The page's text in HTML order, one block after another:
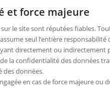
et force majeure
le site sont réputées fiables.
seul l’entière
directement ou
la confidentialité des données
des données.
en cas de force majeure ou